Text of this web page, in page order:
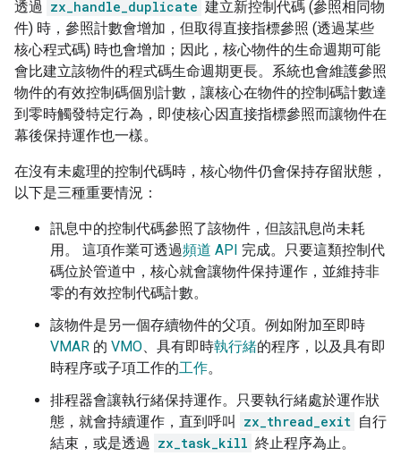
透過 zx_handle_duplicate 建立新控制代碼 (參照相同物
件) 時，參照計數會增加，但取得直接指標參照 (透過某些
核心程式碼) 時也會增加；因此，核心物件的生命週期可能
會比建立該物件的程式碼生命週期更長。系統也會維護參照
物件的有效控制碼個別計數，讓核心在物件的控制碼計數達
到零時觸發特定行為，即使核心因直接指標參照而讓物件在
幕後保持運作也一樣。
在沒有未處理的控制代碼時，核心物件仍會保持存留狀態，
以下是三種重要情況：
訊息中的控制代碼參照了該物件，但該訊息尚未耗
用。 這項作業可透過頻道 API 完成。只要這類控制代
碼位於管道中，核心就會讓物件保持運作，並維持非
零的有效控制代碼計數。
該物件是另一個存續物件的父項。例如附加至即時
VMAR 的 VMO、具有即時執行緒的程序，以及具有即
時程序或子項工作的工作。
排程器會讓執行緒保持運作。只要執行緒處於運作狀
態，就會持續運作，直到呼叫
zx_thread_exit 自行
結束，或是透過 zx_task_kill 終止程序為止。